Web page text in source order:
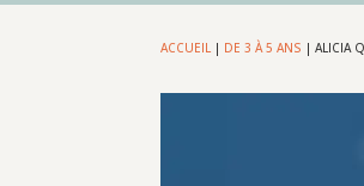
ACCUEIL | DE 3 À 5 ANS |ALICIA